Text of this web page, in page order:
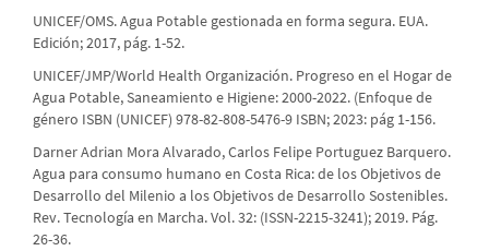
UNICEF/OMS. Agua Potable gestionada en forma segura. EUA.
Edición; 2017, pág. 1-52.
UNICEF/JMP/World Health Organización. Progreso en el Hogar de
Agua Potable, Saneamiento e Higiene: 2000-2022. (Enfoque de
género ISBN (UNICEF) 978-82-808-5476-9 ISBN; 2023: pág 1-156.
Darner Adrian Mora Alvarado, Carlos Felipe Portuguez Barquero.
Agua para consumo humano en Costa Rica: de los Objetivos de
Desarrollo del Milenio a los Objetivos de Desarrollo Sostenibles.
Rev. Tecnología en Marcha. Vol. 32: (ISSN-2215-3241); 2019. Pág.
26-36.